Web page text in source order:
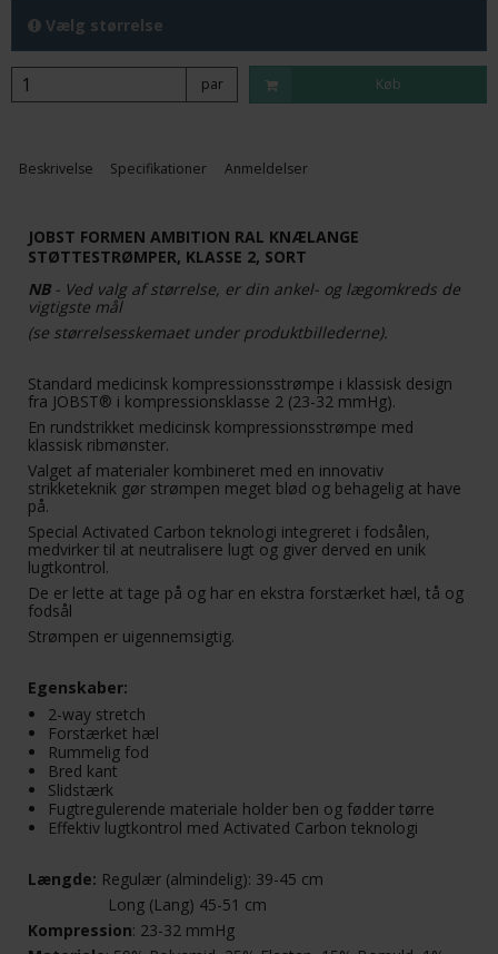
Vælg størrelse
par Køb
Beskrivelse Specifikationer Anmeldelser
JOBST FORMEN AMBITION RAL KNÆLANGE
STØTTESTRØMPER, KLASSE 2, SORT
NB- Ved valg af størrelse, er din ankel- og lægomkreds de
vigtigste mål
(se størrelsesskemaet under produktbillederne).
Standard medicinsk kompressionsstrømpe i klassisk design
fra JOBST® i kompressionsklasse 2 (23-32 mmHg).
En rundstrikket medicinsk kompressionsstrømpe med
klassisk ribmønster.
Valget af materialer kombineret med en innovativ
strikketeknik gør strømpen meget blød og behagelig at have
på.
Special Activated Carbon teknologi integreret i fodsålen,
medvirker til at neutralisere lugt og giver derved en unik
lugtkontrol.
De er lette at tage på og har en ekstra forstærket hæl, tå og
fodsål
Strømpen er uigennemsigtig.
Egenskaber:
2-way stretch
Forstærket hæl
Rummelig fod
Bred kant
Slidstærk
Fugtregulerende materiale holder ben og fødder tørre
Effektiv lugtkontrol med Activated Carbon teknologi
Længde: Regulær (almindelig): 39-45 cm
Long (Lang) 45-51 cm
Kompression: 23-32 mmHg